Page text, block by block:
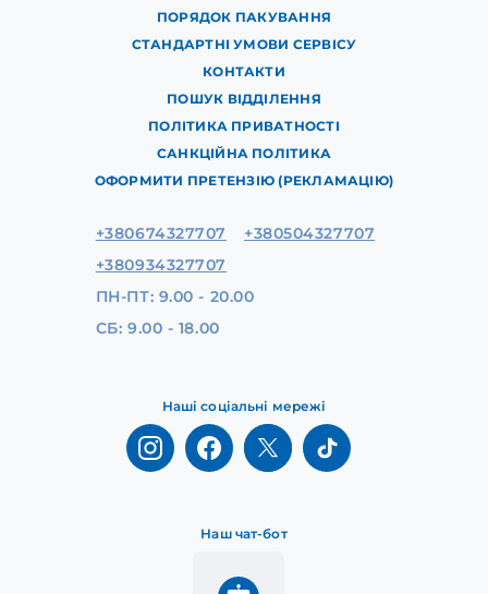
ПОРЯДОК ПАКУВАННЯ
СТАНДАРТНІ УМОВИ СЕРВІСУ
КОНТАКТИ
ПОШУК ВІДДІЛЕННЯ
ПОЛІТИКА ПРИВАТНОСТІ
САНКЦІЙНА ПОЛІТИКА
ОФОРМИТИ ПРЕТЕНЗІЮ (РЕКЛАМАЦІЮ)
Наш чат-бот
Наші соціальні мережі
+380674327707
+380504327707
+380934327707
ПН-ПТ: 9.00 - 20.00
СБ: 9.00 - 18.00